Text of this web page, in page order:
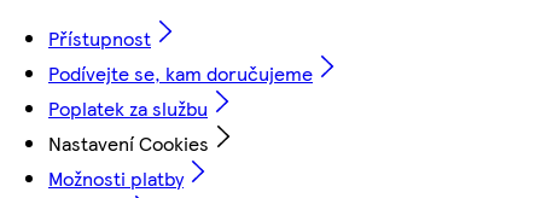
Přístupnost
Podívejte se, kam doručujeme
Poplatek za službu
Nastavení Cookies
Možnosti platby